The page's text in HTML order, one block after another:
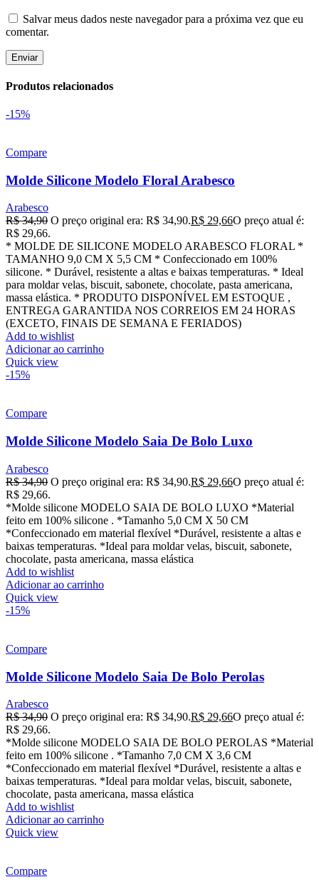
Salvar meus dados neste navegador para a próxima vez que eu
comentar.
Produtos relacionados
-15%
Compare
Molde Silicone Modelo Floral Arabesco
Arabesco
R$34,90 O preço original era: R$ 34,90.R$ 29,66O preço atual é:
R$ 29,66.
* MOLDE DE SILICONE MODELO ARABESCO FLORAL *
TAMANHO 9,0 CM X 5,5 CM * Confeccionado em 100%
silicone. * Durável, resistente a altas e baixas temperaturas. * Ideal
para moldar velas, biscuit, sabonete, chocolate, pasta americana,
massa elástica. * PRODUTO DISPONÍVEL EM ESTOQUE ,
ENTREGA GARANTIDA NOS CORREIOS EM 24 HORAS
(EXCETO, FINAIS DE SEMANA E FERIADOS)
Add to wishlist
Adicionar ao carrinho
Quick view
-15%
Compare
Molde Silicone Modelo Saia De Bolo Luxo
Arabesco
R$34,90 O preço original era: R$ 34,90.R$ 29,66O preço atual é:
R$ 29,66.
*Molde silicone MODELO SAIA DE BOLO LUXO *Material
feito em 100% silicone . *Tamanho 5,0 CM X 50 CM
*Confeccionado em material flexível *Durável, resistente a altas e
baixas temperaturas. *Ideal para moldar velas, biscuit, sabonete,
chocolate, pasta americana, massa elástica
Add to wishlist
Adicionar ao carrinho
Quick view
-15%
Compare
Molde Silicone Modelo Saia De Bolo Perolas
Arabesco
R$34,90 O preço original era: R$ 34,90.R$ 29,66O preço atual é:
R$ 29,66.
*Molde silicone MODELO SAIA DE BOLO PEROLAS *Material
feito em 100% silicone . *Tamanho 7,0 CM X 3,6 CM
*Confeccionado em material flexível *Durável, resistente a altas e
baixas temperaturas. *Ideal para moldar velas, biscuit, sabonete,
chocolate, pasta americana, massa elástica
Add to wishlist
Adicionar ao carrinho
Quick view
Compare